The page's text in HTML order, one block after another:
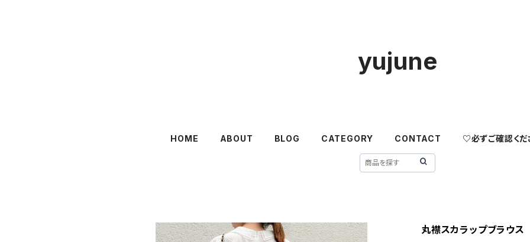
yujune
HOME ABOUT BLOG CATEGORY CONTACT ♡必ずご確認く
丸襟スカラップブラウス